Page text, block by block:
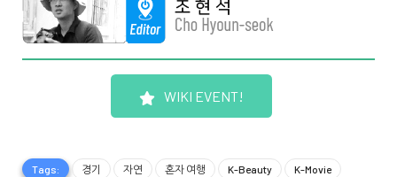
WIKI EVENT!
Tags: 경기 자연 혼자 여행 K-Beauty K-Movie